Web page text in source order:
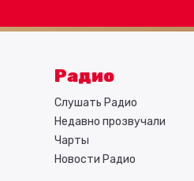
Радио
Слушать Радио
Недавно прозвучали
Чарты
Новости Радио